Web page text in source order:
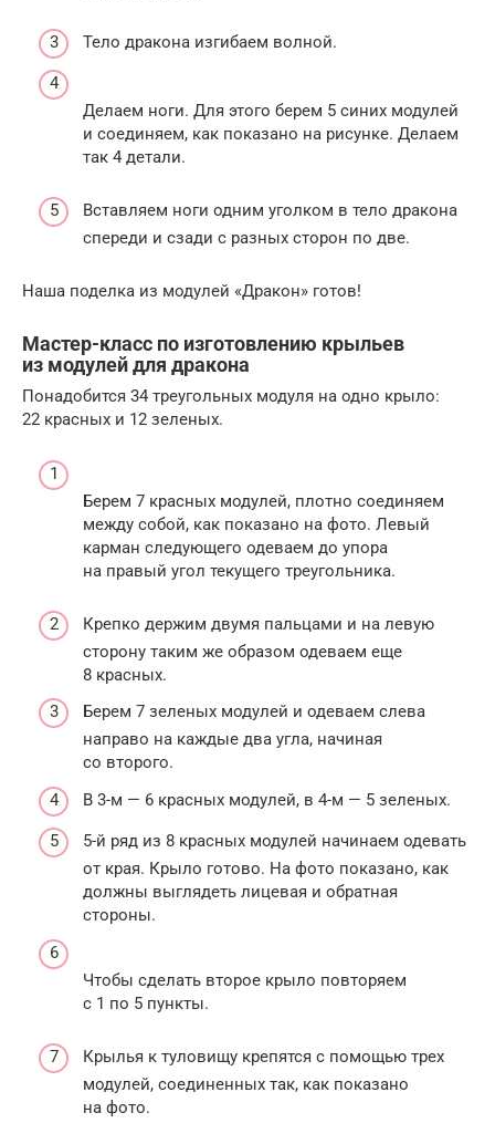
Тело дракона изгибаем волной.
Делаем ноги. Для этого берем 5 синих модулей
и соединяем, как показано на рисунке. Делаем
так 4 детали.
Вставляем ноги одним уголком в тело дракона
спереди и сзади с разных сторон по две.
Наша поделка из модулей «Дракон» готов!
Мастер-класс по изготовлению крыльев
из модулей для дракона
Понадобится 34 треугольных модуля на одно крыло:
22 красных и 12 зеленых.
Берем 7 красных модулей, плотно соединяем
между собой, как показано на фото. Левый
карман следующего одеваем до упора
на правый угол текущего треугольника.
Крепко держим двумя пальцами и на левую
сторону таким же образом одеваем еще
8 красных.
Берем 7 зеленых модулей и одеваем слева
направо на каждые два угла, начиная
со второго.
В 3-м — 6 красных модулей, в 4-м — 5 зеленых.
5-й ряд из 8 красных модулей начинаем одевать
от края. Крыло готово. На фото показано, как
должны выглядеть лицевая и обратная
стороны.
Чтобы сделать второе крыло повторяем
с 1 по 5 пункты.
Крылья к туловищу крепятся с помощью трех
модулей, соединенных так, как показано
на фото.